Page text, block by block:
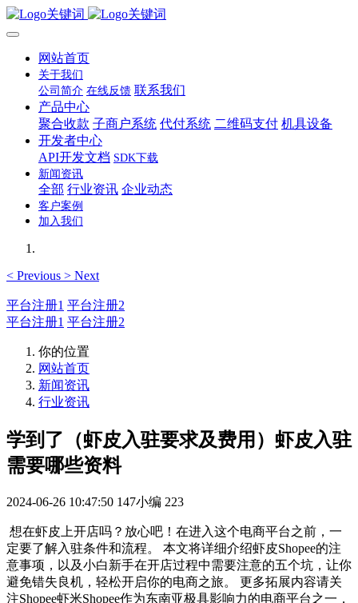
网站首页
关于我们
公司简介 在线反馈 联系我们
产品中心
聚合收款 子商户系统 代付系统 二维码支付 机具设备
开发者中心
API开发文档 SDK下载
新闻资讯
全部 行业资讯 企业动态
客户案例
加入我们
< Previous > Next
平台注册1 平台注册2
平台注册1 平台注册2
你的位置
网站首页
新闻资讯
行业资讯
学到了（虾皮入驻要求及费用）虾皮入驻
需要哪些资料
2024-06-26 10:47:50 147小编 223
想在虾皮上开店吗？放心吧！在进入这个电商平台之前，一
定要了解入驻条件和流程。 本文将详细介绍虾皮Shopee的注
意事项，以及小白新手在开店过程中需要注意的五个坑，让你
避免错失良机，轻松开启你的电商之旅。 更多拓展内容请关
注Shopee虾米Shopee作为东南亚极具影响力的电商平台之一，